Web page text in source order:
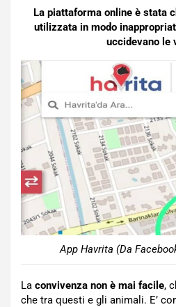
La piattaforma online è stata
utilizzata in modo
uccidevano le
App Havrita (Da
La convivenza non è mai facile,
che tra questi e gli animali. E’